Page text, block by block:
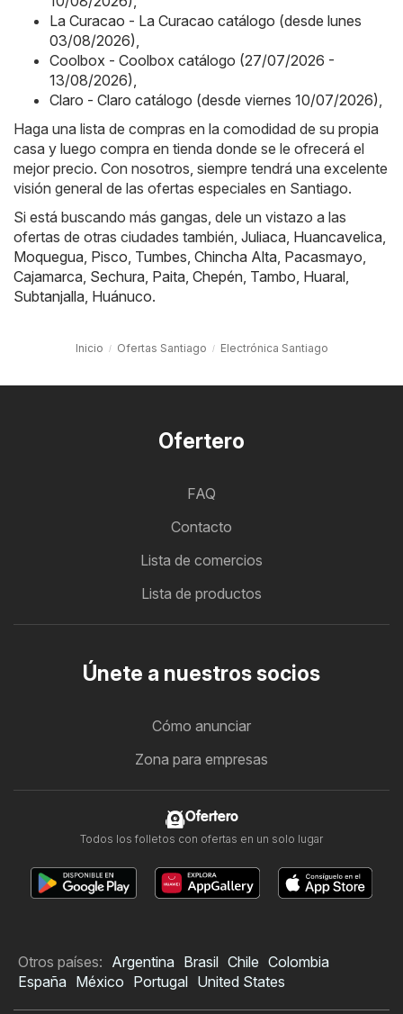
La Curacao - La Curacao catálogo (desde lunes
03/08/2026)
Coolbox - Coolbox catálogo (27/07/2026 -
13/08/2026)
Claro - Claro catálogo (desde viernes 10/07/2026)
Haga una lista de compras en la comodidad de su propia
casa y luego compra en tienda donde se le ofrecerá el
mejor precio. Con nosotros, siempre tendrá una excelente
visión general de las ofertas especiales en Santiago.
Si está buscando más gangas, dele un vistazo a las
ofertas de otras ciudades también, Juliaca Huancavelica
Moquegua Pisco Tumbes Chincha Alta Pacasmayo
Cajamarca Sechura Paita Chepén Tambo Huaral
Subtanjalla Huánuco.
Inicio Ofertas Santiago Electrónica Santiago
Ofertero
FAQ
Contacto
Lista de comercios
Lista de productos
Únete a nuestros socios
Cómo anunciar
Zona para empresas
Ofertero
Todos los folletos con ofertas en un solo lugar
Otros países: Argentina Brasil Chile Colombia
España México Portugal United States